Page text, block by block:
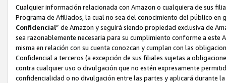
Cualquier información relacionada con Amazon o cualquiera de sus
Programa de Afiliados, la cual no sea del conocimiento del público
Confidencial” de Amazon y seguirá siendo propiedad exclusiva de
sea razonablemente necesaria para su cumplimiento conforme a
misma en relación con su cuenta conozcan y cumplan con las
Confidencial a terceros (a excepción de sus filiales sujetas a
contra cualquier uso o divulgación que no estén expresamente
confidencialidad o no divulgación entre las partes y aplicará durante